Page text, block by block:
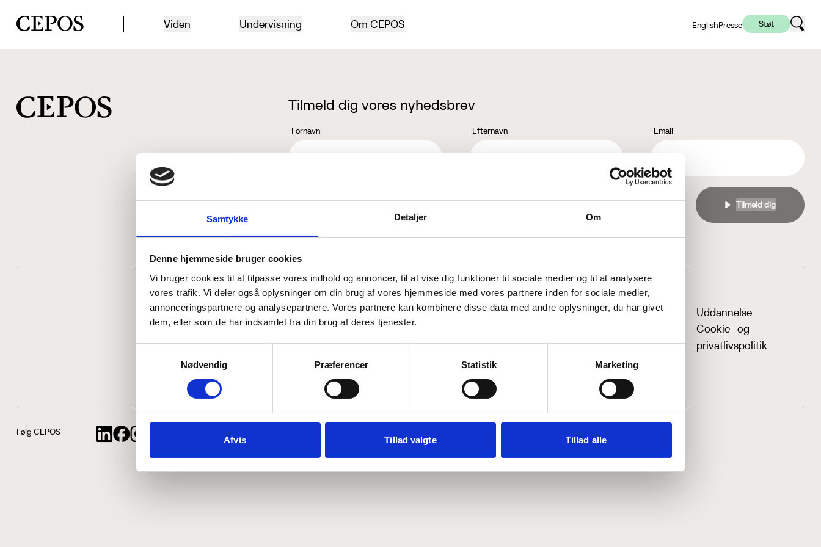
Samtykke Detaljer Om
Denne hjemmeside bruger cookies
Vi bruger cookies til at tilpasse vores indhold og annoncer, til at vise dig funktioner til sociale medier og til at analysere
vores trafik. Vi deler også oplysninger om din brug af vores hjemmeside med vores partnere inden for sociale medier,
annonceringspartnere og analysepartnere. Vores partnere kan kombinere disse data med andre oplysninger, du har givet
dem, eller som de har indsamlet fra din brug af deres tjenester.
Nødvendig
Præferencer Statistik Marketing
Afvis Tillad valgte Tillad alle
CEPOS logo Viden Undervisning Om CEPOS EnglishPresse Støt
Tilmeld dig vores nyhedsbrev
Fornavn Efternavn Email
Jeg accepterer behandlingen af mine personoplysninger i henhold tilprivatlivspolitikken
Hvem er CEPOS
Vores værdier
Medarbejdere
Kontakt
Analyser
ABCepos
Podcast
Uddannelse
Cookie- og
privatlivspolitik
Følg CEPOS